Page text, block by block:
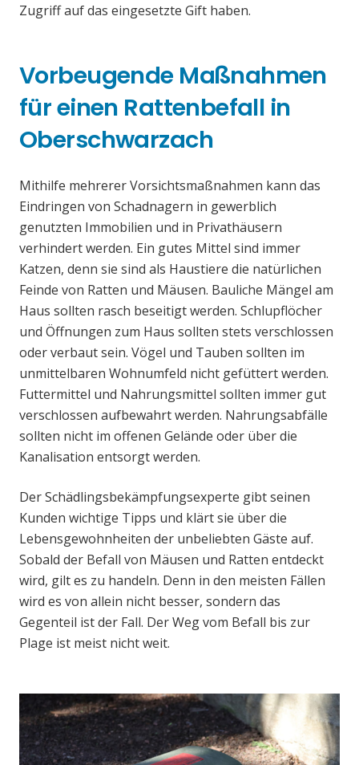
Zugriff auf das eingesetzte Gift haben.
Vorbeugende Maßnahmen
für einen Rattenbefall in
Oberschwarzach
Mithilfe mehrerer Vorsichtsmaßnahmen kann das
Eindringen von Schadnagern in gewerblich
genutzten Immobilien und in Privathäusern
verhindert werden. Ein gutes Mittel sind immer
Katzen, denn sie sind als Haustiere die natürlichen
Feinde von Ratten und Mäusen. Bauliche Mängel am
Haus sollten rasch beseitigt werden. Schlupflöcher
und Öffnungen zum Haus sollten stets verschlossen
oder verbaut sein. Vögel und Tauben sollten im
unmittelbaren Wohnumfeld nicht gefüttert werden.
Futtermittel und Nahrungsmittel sollten immer gut
verschlossen aufbewahrt werden. Nahrungsabfälle
sollten nicht im offenen Gelände oder über die
Kanalisation entsorgt werden.
Der Schädlingsbekämpfungsexperte gibt seinen
Kunden wichtige Tipps und klärt sie über die
Lebensgewohnheiten der unbeliebten Gäste auf.
Sobald der Befall von Mäusen und Ratten entdeckt
wird, gilt es zu handeln. Denn in den meisten Fällen
wird es von allein nicht besser, sondern das
Gegenteil ist der Fall. Der Weg vom Befall bis zur
Plage ist meist nicht weit.